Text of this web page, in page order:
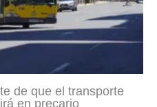
de que el transporte
en precario